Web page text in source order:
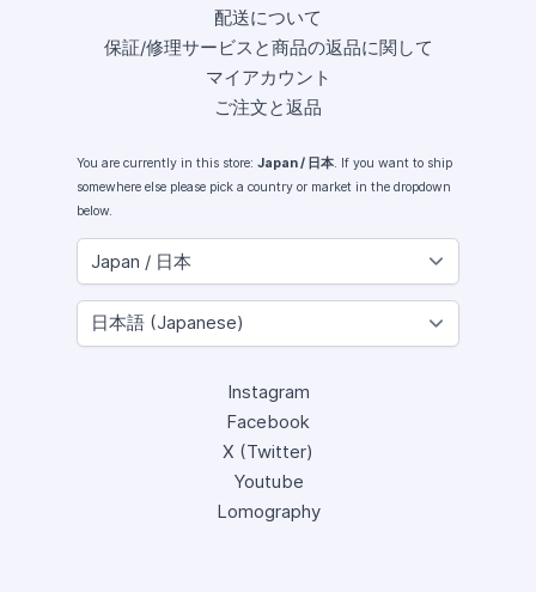
配送について
保証/修理サービスと商品の返品に関して
マイアカウント
ご注文と返品
You are currently in this store: Japan / 日本. If you want to ship
somewhere else please pick a country or market in the dropdown
below.
Instagram
Facebook
X (Twitter)
Youtube
Lomography